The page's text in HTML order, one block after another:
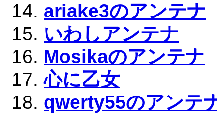
ariake3のアンテナ
いわしアンテナ
Mosikaのアンテナ
心に乙女
qwerty55のアンテ